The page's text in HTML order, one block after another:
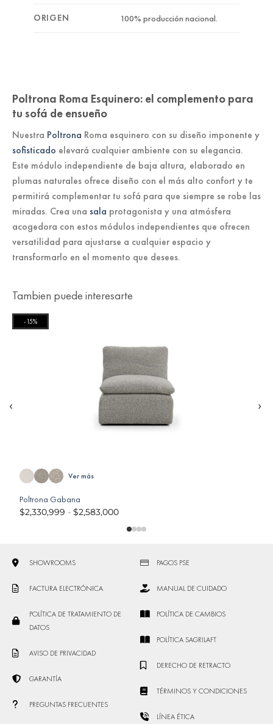
ORIGEN 100% producción nacional.
Poltrona Roma Esquinero: el complemento para
tu sofá de ensueño
Nuestra Poltrona Roma esquinero con su diseño imponente y
sofisticado elevará cualquier ambiente con su elegancia.
Este módulo independiente de baja altura, elaborado en
plumas naturales ofrece diseño con el más alto confort y te
permitirá complementar tu sofá para que siempre se robe las
miradas. Crea una sala protagonista y una atmósfera
acogedora con estos módulos independientes que ofrecen
versatilidad para ajustarse a cualquier espacio y
transformarlo en el momento que desees.
Tambien puede interesarte
‹ ›
-15%
Ver más
Poltrona Gabana
$2,330,999 - $2,583,000
SHOWROOMS
FACTURA ELECTRÓNICA
POLÍTICA DE TRATAMIENTO DE
DATOS
AVISO DE PRIVACIDAD
GARANTÍA
PREGUNTAS FRECUENTES
PAGOS PSE
MANUAL DE CUIDADO
POLÍTICA DE CAMBIOS
POLÍTICA SAGRILAFT
DERECHO DE RETRACTO
TÉRMINOS Y CONDICIONES
LÍNEA ÉTICA